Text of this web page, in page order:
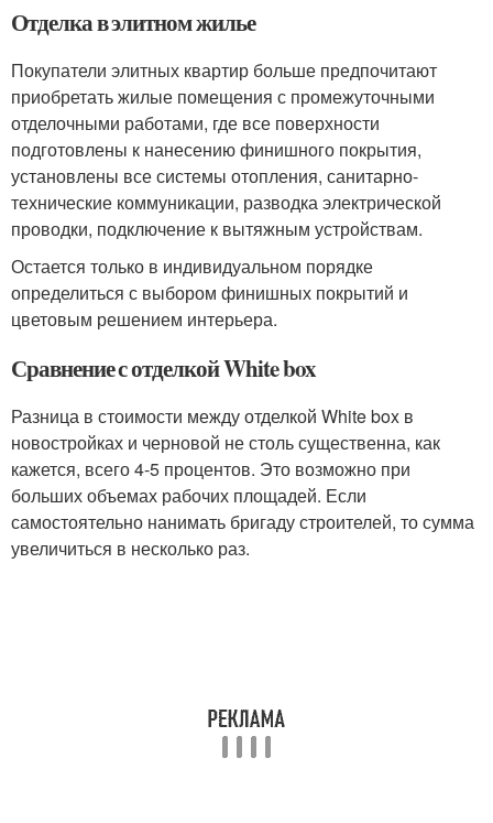
Отделка в элитном жилье
Покупатели элитных квартир больше предпочитают
приобретать жилые помещения с промежуточными
отделочными работами, где все поверхности
подготовлены к нанесению финишного покрытия,
установлены все системы отопления, санитарно-
технические коммуникации, разводка электрической
проводки, подключение к вытяжным устройствам.
Остается только в индивидуальном порядке
определиться с выбором финишных покрытий и
цветовым решением интерьера.
Сравнение с отделкой White box
Разница в стоимости между отделкой White box в
новостройках и черновой не столь существенна, как
кажется, всего 4-5 процентов. Это возможно при
больших объемах рабочих площадей. Если
самостоятельно нанимать бригаду строителей, то сумма
увеличиться в несколько раз.